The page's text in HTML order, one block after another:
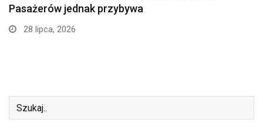
Myślęcinku. Studenci weterynarii…
24 lipca, 2026